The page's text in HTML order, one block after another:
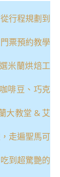
行程規劃到
票預約教學
米蘭烘焙工
啡豆、巧克
大教堂 & 艾
走遍聖馬可
到超驚艷的